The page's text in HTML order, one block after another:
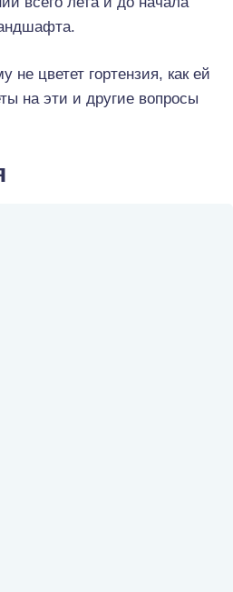
цветет гортензия, как ей
на эти и другие вопросы